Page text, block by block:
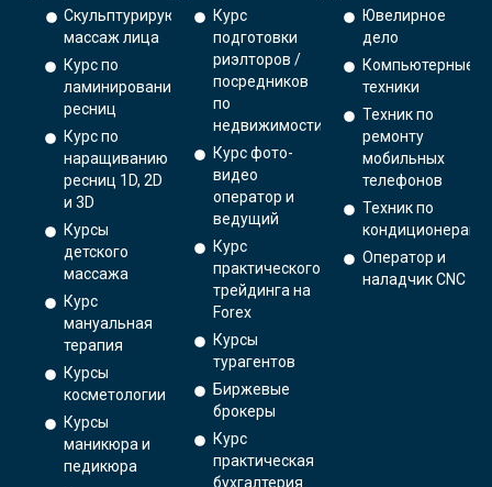
Скульптурирующий
массаж лица
Курс по
ламинированию
ресниц
Курс по
наращиванию
ресниц 1D, 2D
и 3D
Курсы
детского
массажа
Курс
мануальная
терапия
Курсы
косметологии
Курсы
маникюра и
педикюра
Курс
подготовки
риэлторов /
посредников
по
недвижимости
Курс фото-
видео
оператор и
ведущий
Курс
практического
трейдинга на
Forex
Курсы
турагентов
Биржевые
брокеры
Курс
практическая
бухгалтерия
Ювелирное
дело
Компьютерные
техники
Техник по
ремонту
мобильных
телефонов
Техник по
кондиционерам
Оператор и
наладчик CNC